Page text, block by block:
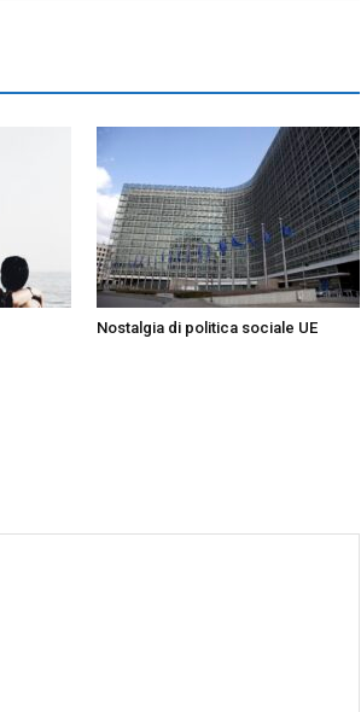
Nostalgia di politica sociale UE